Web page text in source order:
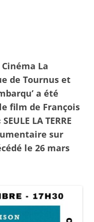
La
de Tournus et
a été
film de François
LA TERRE
sur
le 26 mars